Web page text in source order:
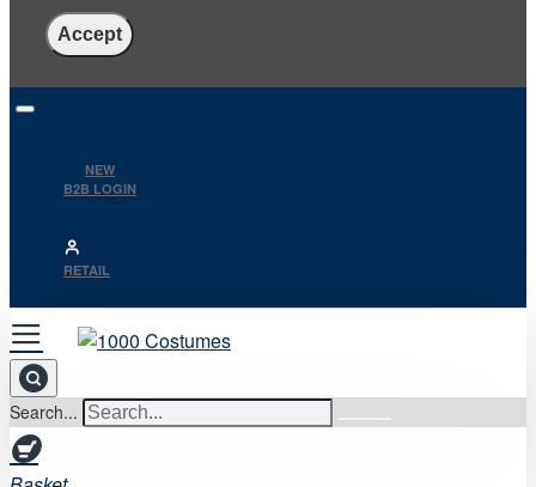
Accept
NEW
B2B LOGIN
RETAIL
Search...